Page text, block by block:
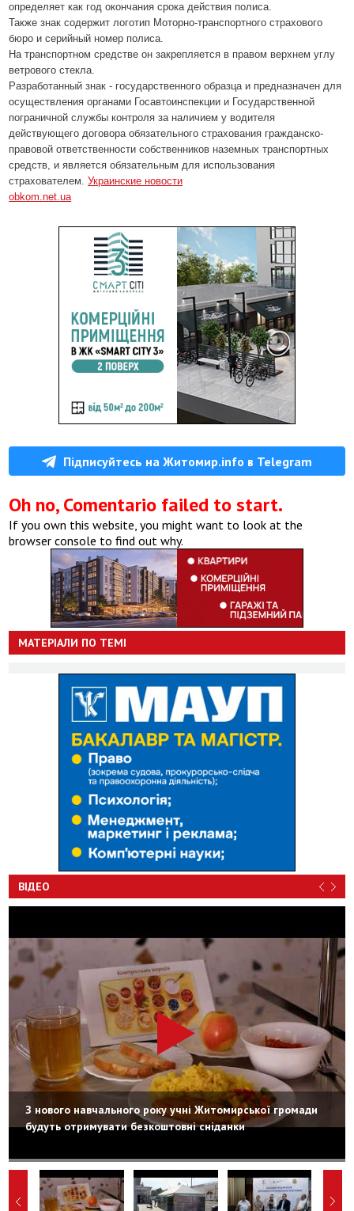
определяет как год окончания срока действия полиса.
Также знак содержит логотип Моторно-транспортного страхового
бюро и серийный номер полиса.
На транспортном средстве он закрепляется в правом верхнем углу
ветрового стекла.
Разработанный знак - государственного образца и предназначен для
осуществления органами Госавтоинспекции и Государственной
пограничной службы контроля за наличием у водителя
действующего договора обязательного страхования гражданско-
правовой ответственности собственников наземных транспортных
средств, и является обязательным для использования
страхователем.Украинские новости
obkom.net.ua
Підписуйтесь на Житомир.info в Telegram
Oh no, Comentario failed to start.
If you own this website, you might want to look at the
browser console to find out why.
МАТЕРІАЛИ ПО ТЕМІ
ВІДЕО
З нового навчального року учні Житомирської громади
будуть отримувати безкоштовні сніданки